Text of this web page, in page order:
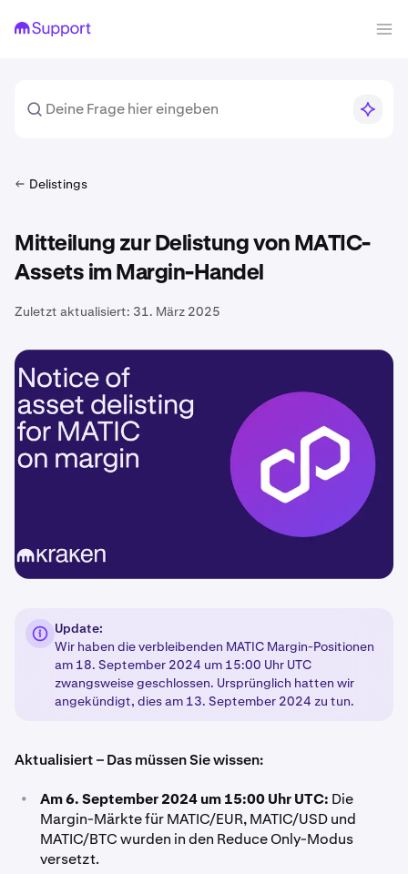
Delistings
Mitteilung zur Delistung von MATIC-
Assets im Margin-Handel
Zuletzt aktualisiert: 31. März 2025
Update:
Wir haben die verbleibenden MATIC Margin-Positionen
am 18. September 2024 um 15:00 Uhr UTC
zwangsweise geschlossen. Ursprünglich hatten wir
angekündigt, dies am 13. September 2024 zu tun.
Aktualisiert – Das müssen Sie wissen:
• Am 6. September 2024 um 15:00 Uhr UTC: Die
Margin-Märkte für MATIC/EUR, MATIC/USD und
MATIC/BTC wurden in den Reduce Only-Modus
versetzt.